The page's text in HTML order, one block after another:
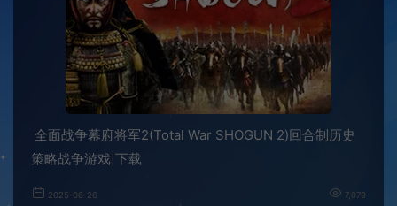
全面战争幕府将军2(Total War SHOGUN 2)回合制历史
策略战争游戏|下载
2025-06-26 7,079